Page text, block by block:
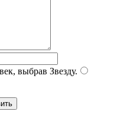
выбрав Звезду.